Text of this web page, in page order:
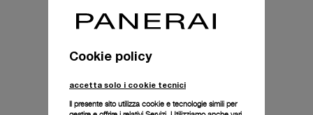
Cookie policy
accetta solo i cookie tecnici
Il presente sito utilizza cookie e tecnologie simili per